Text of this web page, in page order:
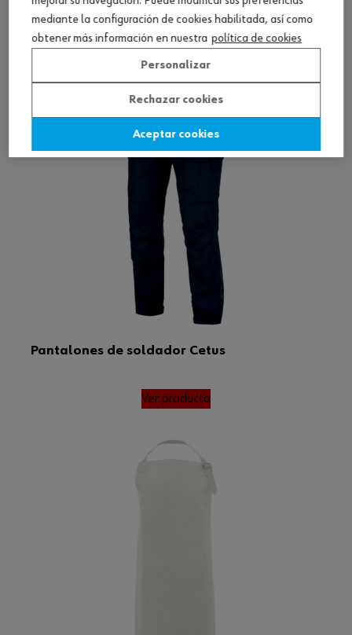
Ver producto
Pantalones de soldador Cetus
Ver producto
mediante la configuración de cookies habilitada, así como
obtener más información en nuestra política de cookies
Personalizar
Rechazar cookies
Aceptar cookies